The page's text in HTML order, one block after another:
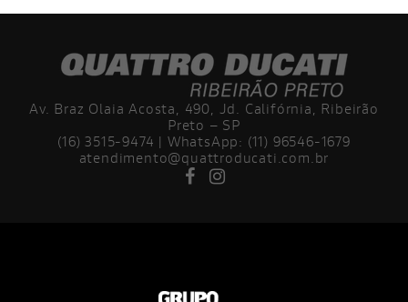
Av. Braz Olaia Acosta, 490, Jd. Califórnia, Ribeirão
Preto – SP
(16) 3515-9474 | WhatsApp: (11) 96546-1679
atendimento@quattroducati.com.br